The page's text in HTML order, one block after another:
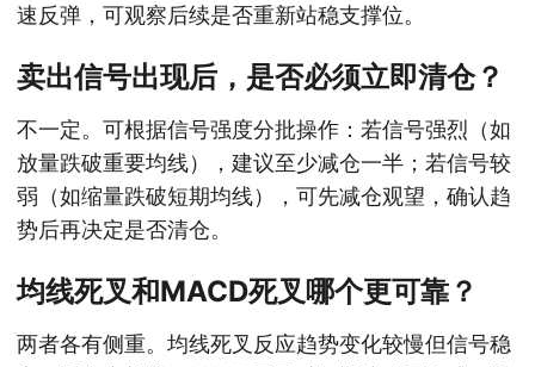
速反弹，可观察后续是否重新站稳支撑位。
卖出信号出现后，是否必须立即清仓？
不一定。可根据信号强度分批操作：若信号强烈（如
放量跌破重要均线），建议至少减仓一半；若信号较
弱（如缩量跌破短期均线），可先减仓观望，确认趋
势后再决定是否清仓。
均线死叉和MACD死叉哪个更可靠？
两者各有侧重。均线死叉反应趋势变化较慢但信号稳